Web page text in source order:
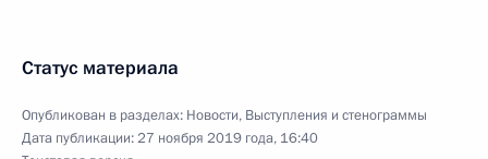
Статус материала
Опубликован в разделах: Новости, Выступления и стенограммы
Дата публикации:27 ноября 2019 года, 16:40